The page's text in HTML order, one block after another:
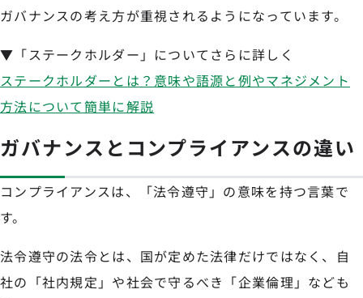
ガバナンスの考え方が重視されるようになっています。
▼「ステークホルダー」についてさらに詳しく
ステークホルダーとは？意味や語源と例やマネジメント
方法について簡単に解説
ガバナンスとコンプライアンスの違い
コンプライアンスは、「法令遵守」の意味を持つ言葉で
す。
法令遵守の法令とは、国が定めた法律だけではなく、自
社の「社内規定」や社会で守るべき「企業倫理」なども